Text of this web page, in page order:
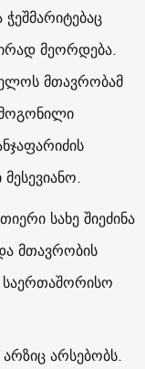
მეორდება.
მთავრობამ
სახე შიეძინა
მთავრობის
საერთაშორისო
არსებობს.